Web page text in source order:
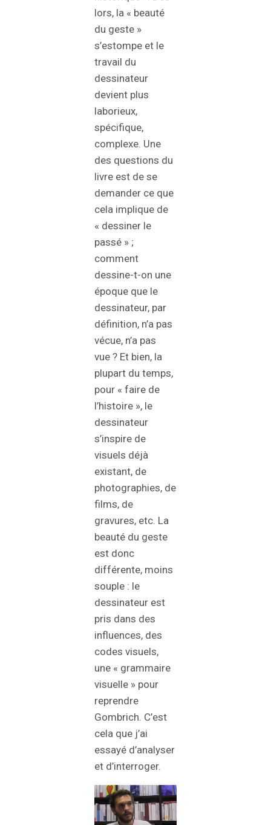
lors, la « beauté
du geste »
s’estompe et le
travail du
dessinateur
devient plus
laborieux,
spécifique,
complexe. Une
des questions du
livre est de se
demander ce que
cela implique de
« dessiner le
passé » ;
comment
dessine-t-on une
époque que le
dessinateur, par
définition, n’a pas
vécue, n’a pas
vue ? Et bien, la
plupart du temps,
pour « faire de
l’histoire », le
dessinateur
s’inspire de
visuels déjà
existant, de
photographies, de
films, de
gravures, etc. La
beauté du geste
est donc
différente, moins
souple : le
dessinateur est
pris dans des
influences, des
codes visuels,
une « grammaire
visuelle » pour
reprendre
Gombrich. C’est
cela que j’ai
essayé d’analyser
et d’interroger.